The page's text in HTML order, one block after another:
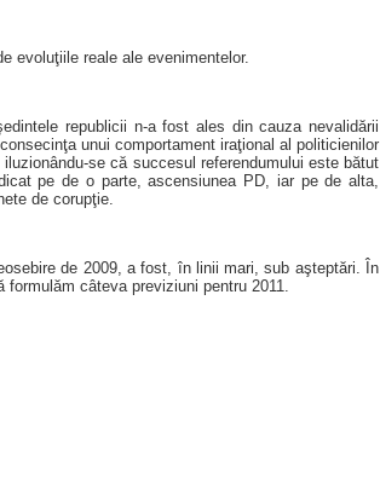
evoluţiile reale ale evenimentelor.
republicii n-a fost ales din cauza nevalidării
unui comportament iraţional al politicienilor
se că succesul referendumului este bătut
pe de o parte, ascensiunea PD, iar pe de alta,
de corupţie.
de 2009, a fost, în linii mari, sub aşteptări. În
câteva previziuni pentru 2011.